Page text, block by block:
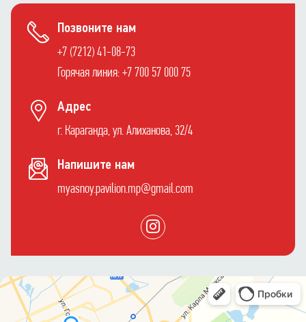
Позвоните нам
+7 (7212) 41-08-73
Горячая линия: +7 700 57 000 75
Адрес
г. Караганда, ул. Алиханова, 32/4
Напишите нам
myasnoy.pavilion.mp@gmail.com